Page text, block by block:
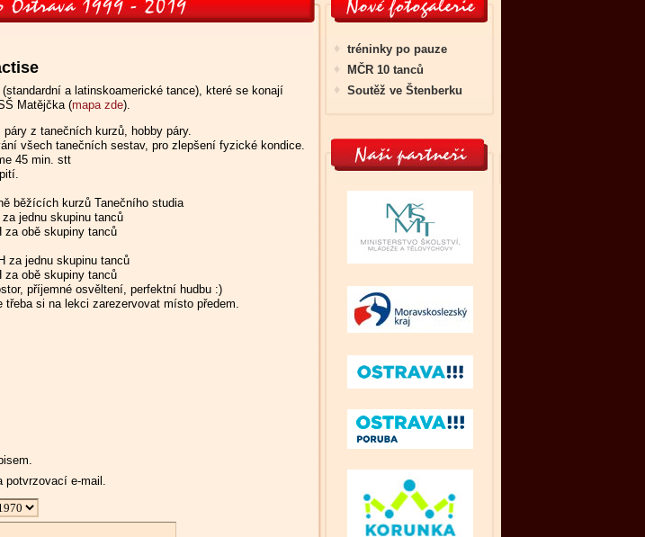
a latinskoamerické tance), které se konají
Matějčka (mapa zde).
z tanečních kurzů, hobby páry.
všech tanečních sestav, pro zlepšení fyzické kondice.
45 min. stt
běžících kurzů Tanečního studia
jednu skupinu tanců
za obě skupiny tanců
za jednu skupinu tanců
za obě skupiny tanců
příjemné osvěltení, perfektní hudbu :)
si na lekci zarezervovat místo předem.
e-mail.
tréninky po pauze
MČR 10 tanců
Soutěž ve Štenberku